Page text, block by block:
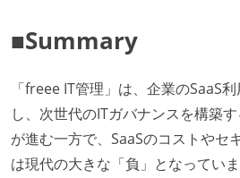
■Summary
「freee IT管理」は、企業のSaaS
し、次世代のITガバナンスを構築
が進む一方で、SaaSのコストやセ
は現代の大きな「負」となってい